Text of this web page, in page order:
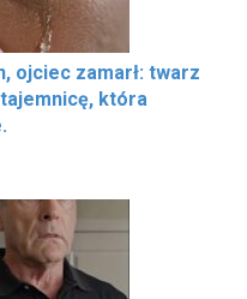
ojciec zamarł: twarz
tajemnicę, która